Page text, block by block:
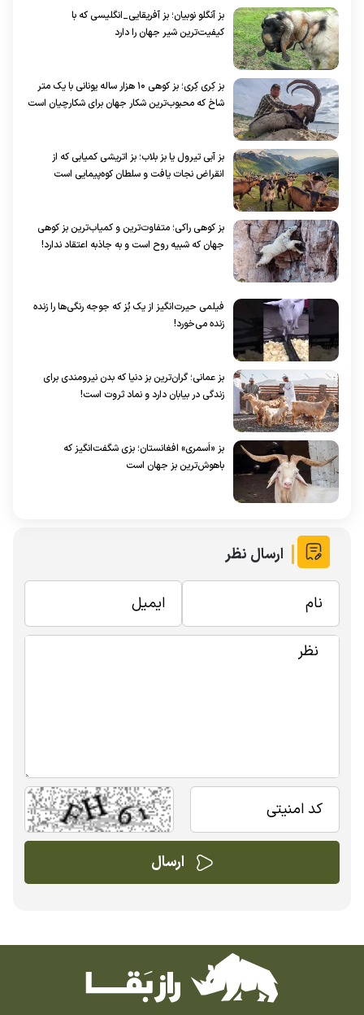
بز آنگلو نوبیان؛ بز آفریقایی_انگلیسی که با
کیفیت‌ترین شیر جهان را دارد
بز کِری کِری؛ بز کوهی ۱۰ هزار ساله یونانی با یک متر
شاخ که محبوب‌ترین شکار جهان برای شکارچیان است
بز آبی تیرول یا بز بلاب؛ بز اتریشی کمیابی که از
انقراض نجات یافت و سلطان کوه‌پیمایی است
بز کوهی راکی؛ متفاوت‌ترین و کمیاب‌ترین بز کوهی
جهان که شبیه روح است و به جاذبه اعتقاد ندارد!
فیلمی حیرت‌انگیز از یک بُز که جوجه رنگی‌ها را زنده
زنده می‌خورد!
بز عمانی؛ گران‌ترین بز دنیا که بدن نیرومندی برای
زندگی در بیابان دارد و نماد ثروت است!
بز «اَسمری» افغانستان؛ بزی شگفت‌انگیز که
باهوش‌ترین بز جهان است
ارسال نظر